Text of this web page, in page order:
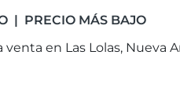
PRECIO MÁS BAJO
en Las Lolas, Nueva